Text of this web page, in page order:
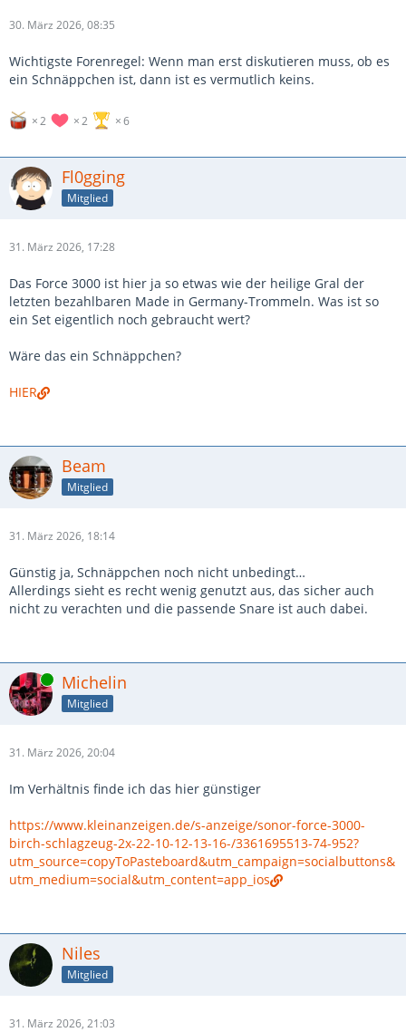
30. März 2026, 08:35
Wichtigste Forenregel: Wenn man erst diskutieren muss, ob es
ein Schnäppchen ist, dann ist es vermutlich keins.
2 2 6
Fl0gging
Mitglied
31. März 2026, 17:28
Das Force 3000 ist hier ja so etwas wie der heilige Gral der
letzten bezahlbaren Made in Germany-Trommeln. Was ist so
ein Set eigentlich noch gebraucht wert?
Wäre das ein Schnäppchen?
HIER
Beam
Mitglied
31. März 2026, 18:14
Günstig ja, Schnäppchen noch nicht unbedingt…
Allerdings sieht es recht wenig genutzt aus, das sicher auch
nicht zu verachten und die passende Snare ist auch dabei.
Online Michelin
Mitglied
31. März 2026, 20:04
Im Verhältnis finde ich das hier günstiger
https://www.kleinanzeigen.de/s-anzeige/sonor-force-3000-
birch-schlagzeug-2x-22-10-12-13-16-/3361695513-74-952?
utm_source=copyToPasteboard&utm_campaign=socialbuttons&
utm_medium=social&utm_content=app_ios
Niles
Mitglied
31. März 2026, 21:03